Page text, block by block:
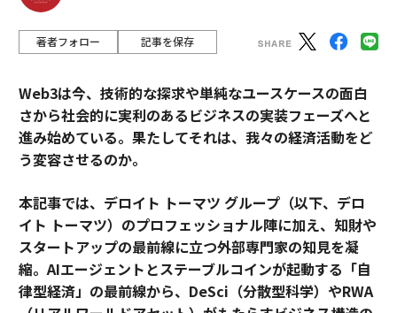
著者フォロー 記事を保存
Web3は今、技術的な探求や単純なユースケースの面白
さから社会的に実利のあるビジネスの実装フェーズへと
進み始めている。果たしてそれは、我々の経済活動をど
う変容させるのか。
本記事では、デロイト トーマツ グループ（以下、デロ
イト トーマツ）のプロフェッショナル陣に加え、知財や
スタートアップの最前線に立つ外部専門家の知見を凝
縮。AIエージェントとステーブルコインが起動する「自
律型経済」の最前線から、DeSci（分散型科学）やRWA